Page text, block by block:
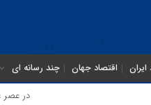
ایران اقتصاد جهان چند رسانه ای
در عصر عدم‌قطعیت،